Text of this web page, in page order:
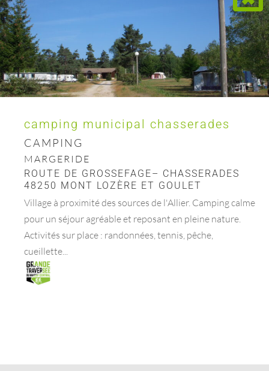
camping municipal chasserades
CAMPING
MARGERIDE
ROUTE DE GROSSEFAGE– CHASSERADES
48250 MONT LOZÈRE ET GOULET
Village à proximité des sources de l'Allier. Camping calme
pour un séjour agréable et reposant en pleine nature.
Activités sur place : randonnées, tennis, pêche,
cueillette...